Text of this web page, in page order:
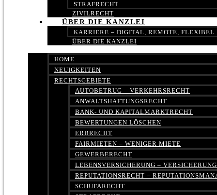
STRAFRECHT
ZIVILRECHT
ÜBER DIE KANZLEI
KARRIERE – DIGITAL, REMOTE, FLEXIBEL
ÜBER DIE KANZLEI
HOME
NEUIGKEITEN
RECHTSGEBIETE
AUTOBETRUG – VERKEHRSRECHT
ANWALTSHAFTUNGSRECHT
BANK- UND KAPITALMARKTRECHT
BEWERTUNGEN LÖSCHEN
ERBRECHT
FAIRMIETEN – WENIGER MIETE
GEWERBERECHT
LEBENSVERSICHERUNG –
REPUTATIONSRECHT –
SCHUFARECHT